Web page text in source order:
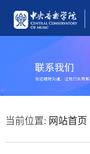
当前位置: 网站首页